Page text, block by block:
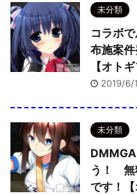
未分類
コラボ
布施案
【オト
2019/6/
未分類
う！ 無
です！【